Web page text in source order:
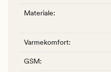
Materiale:
Varmekomfort:
GSM: